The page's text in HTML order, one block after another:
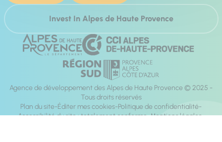
Invest In Alpes de Haute Provence
Agence de développement des Alpes de Haute Provence © 2025 -
Tous droits réservés
Plan du site Éditer mes cookies Politique de confidentialité
Accessibilité du site : totalement conforme Mentions légales